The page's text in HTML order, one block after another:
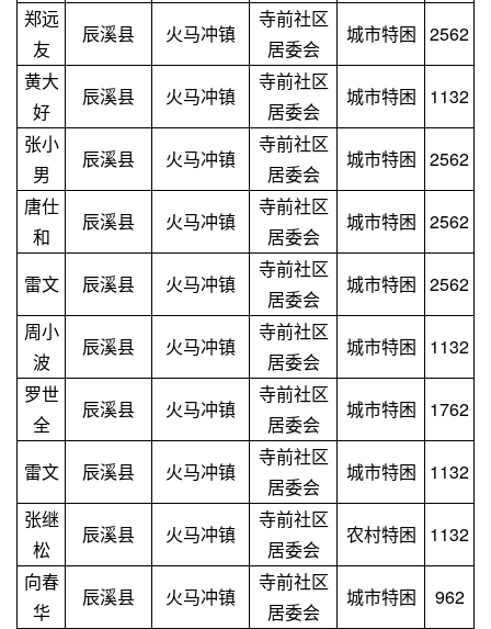
郑远
友
辰溪县 火马冲镇
寺前社区
居委会
城市特困 2562
黄大
好
辰溪县 火马冲镇
寺前社区
居委会
城市特困
1132
张小
男
辰溪县 火马冲镇
寺前社区
居委会
城市特困 2562
唐仕
和
辰溪县 火马冲镇
寺前社区
居委会
城市特困 2562
雷文 辰溪县 火马冲镇
寺前社区
居委会
城市特困 2562
周小
波
辰溪县 火马冲镇
寺前社区
居委会
城市特困
1132
罗世
全
辰溪县 火马冲镇
寺前社区
居委会
城市特困 1762
雷文 辰溪县 火马冲镇
寺前社区
居委会
城市特困
1132
张继
松
辰溪县 火马冲镇
寺前社区
居委会
农村特困
1132
向春
华
辰溪县 火马冲镇
寺前社区
居委会
城市特困
962